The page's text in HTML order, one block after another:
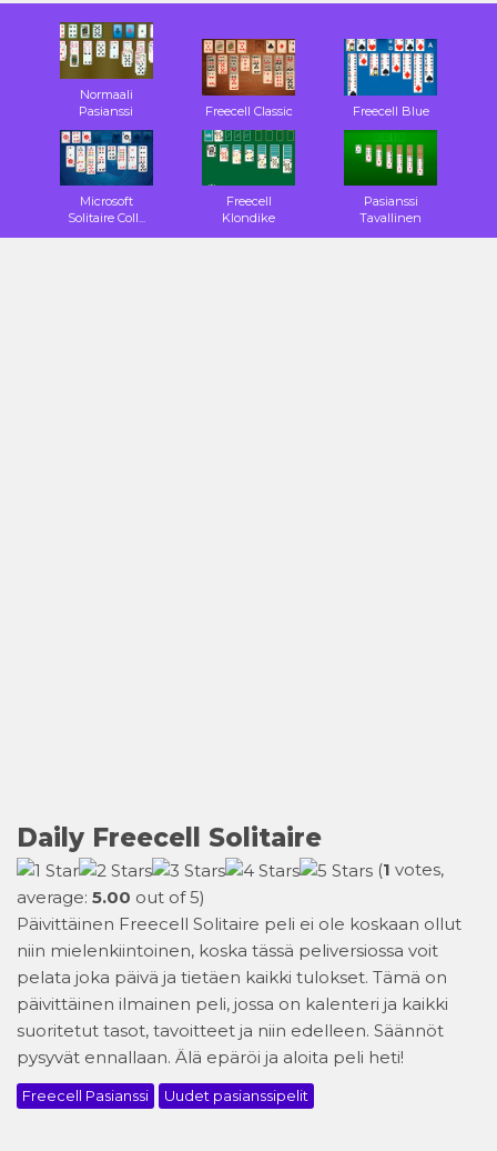
Normaali
Pasianssi
Freecell Classic Freecell Blue
Microsoft
Solitaire Coll...
Freecell
Klondike
Pasianssi
Tavallinen
Daily Freecell Solitaire
(1 votes,
average: 5.00 out of 5)
Päivittäinen Freecell Solitaire peli ei ole koskaan ollut
niin mielenkiintoinen, koska tässä peliversiossa voit
pelata joka päivä ja tietäen kaikki tulokset. Tämä on
päivittäinen ilmainen peli, jossa on kalenteri ja kaikki
suoritetut tasot, tavoitteet ja niin edelleen. Säännöt
pysyvät ennallaan. Älä epäröi ja aloita peli heti!
Freecell Pasianssi Uudet pasianssipelit